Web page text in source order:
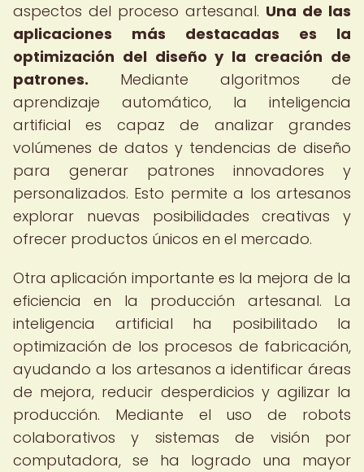
aspectos del proceso artesanal. Una de las
aplicaciones más destacadas es la
optimización del diseño y la creación de
patrones. Mediante algoritmos de
aprendizaje automático, la inteligencia
artificial es capaz de analizar grandes
volúmenes de datos y tendencias de diseño
para generar patrones innovadores y
personalizados. Esto permite a los artesanos
explorar nuevas posibilidades creativas y
ofrecer productos únicos en el mercado.
Otra aplicación importante es la mejora de la
eficiencia en la producción artesanal. La
inteligencia artificial ha posibilitado la
optimización de los procesos de fabricación,
ayudando a los artesanos a identificar áreas
de mejora, reducir desperdicios y agilizar la
producción. Mediante el uso de robots
colaborativos y sistemas de visión por
computadora, se ha logrado una mayor